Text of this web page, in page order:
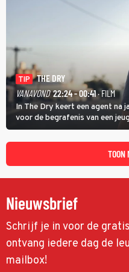
TIP
THE DRY
VANAVOND 22:24 - 00:41· FILM
In The Dry keert een agent na
voor de begrafenis van een
onderzoeken van diens dood
met een oude zaak.
TOON
Nieuwsbrief
Schrijf je in voor de
ontvang iedere dag de
mailbox!